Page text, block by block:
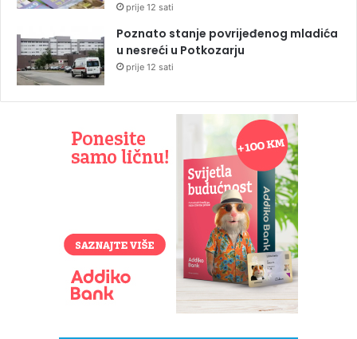
prije 12 sati
Poznato stanje povrijeđenog mladića
u nesreći u Potkozarju
prije 12 sati